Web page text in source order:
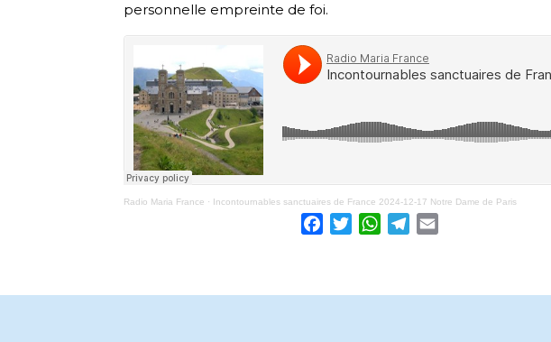
personnelle empreinte de foi.
Radio Maria France · Incontournables sanctuaires de France 2024-12-17 Notre Dame de Paris
Facebook
TwitterWhatsApp
Telegram